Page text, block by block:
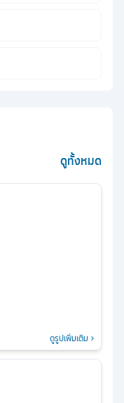
ดูทั้งหมด
ดูรูปเพิ่มเติม